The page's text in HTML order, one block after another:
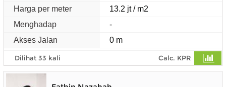
Harga per meter
13.2 jt / m2
Menghadap
-
Akses Jalan
0 m
Dilihat 33 kali Calc. KPR